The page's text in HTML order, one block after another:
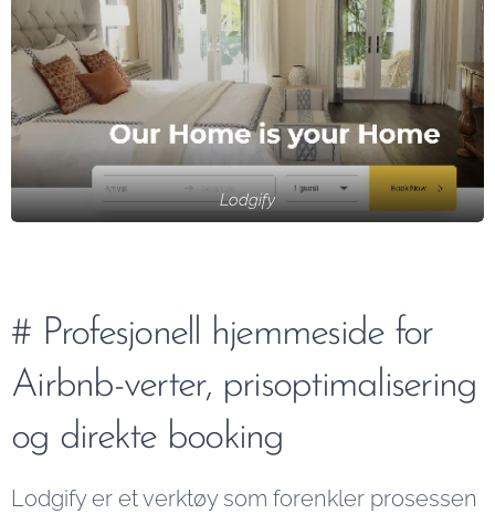
Lodgify
# Profesjonell hjemmeside for
Airbnb-verter, prisoptimalisering
og direkte booking
Lodgify er et verktøy som forenkler prosessen